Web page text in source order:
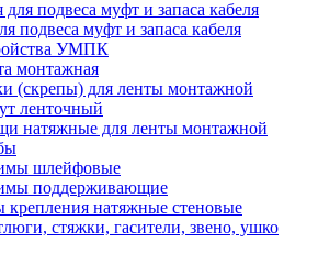
подвеса муфт и запаса кабеля
УМПК
монтажная
(скрепы) для ленты монтажной
ленточный
натяжные для ленты монтажной
шлейфовые
поддерживающие
крепления натяжные стеновые
стяжки, гасители, звено, ушко